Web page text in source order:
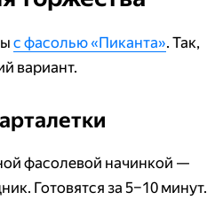
с фасолью «Пиканта». Так,
вариант.
фасолевой начинкой —
Готовятся за 5–10 минут.